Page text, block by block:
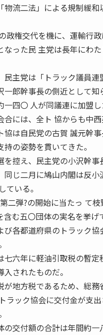
流二法」による規制緩
政権交代を機に、運輸行
なった民 主党は長年にわ
主党は「トラック議員連
一郎幹事長の側近として知
一四〇 人が同議連に加盟し
合には、全ト 協からも中
協は自民党の古賀 誠元幹
持の姿勢を貫いてきた。
を控え、民主党の小沢幹事
じ二月に鳩山内閣は反
ている。
二弾?の開始に当たっ て
含む五〇団体の実名を挙げ
各都道府県のトラック
七六年に軽油引取税の暫
されたものだ。
地方税であるため、総
ラック協会に交付金が支
の交付額の合計は年間約一